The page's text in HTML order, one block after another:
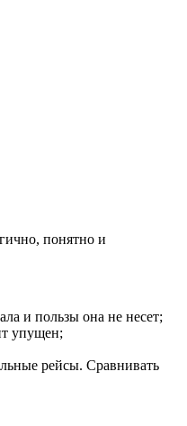
понятно и
и пользы она не несет;
упущен;
рейсы. Сравнивать